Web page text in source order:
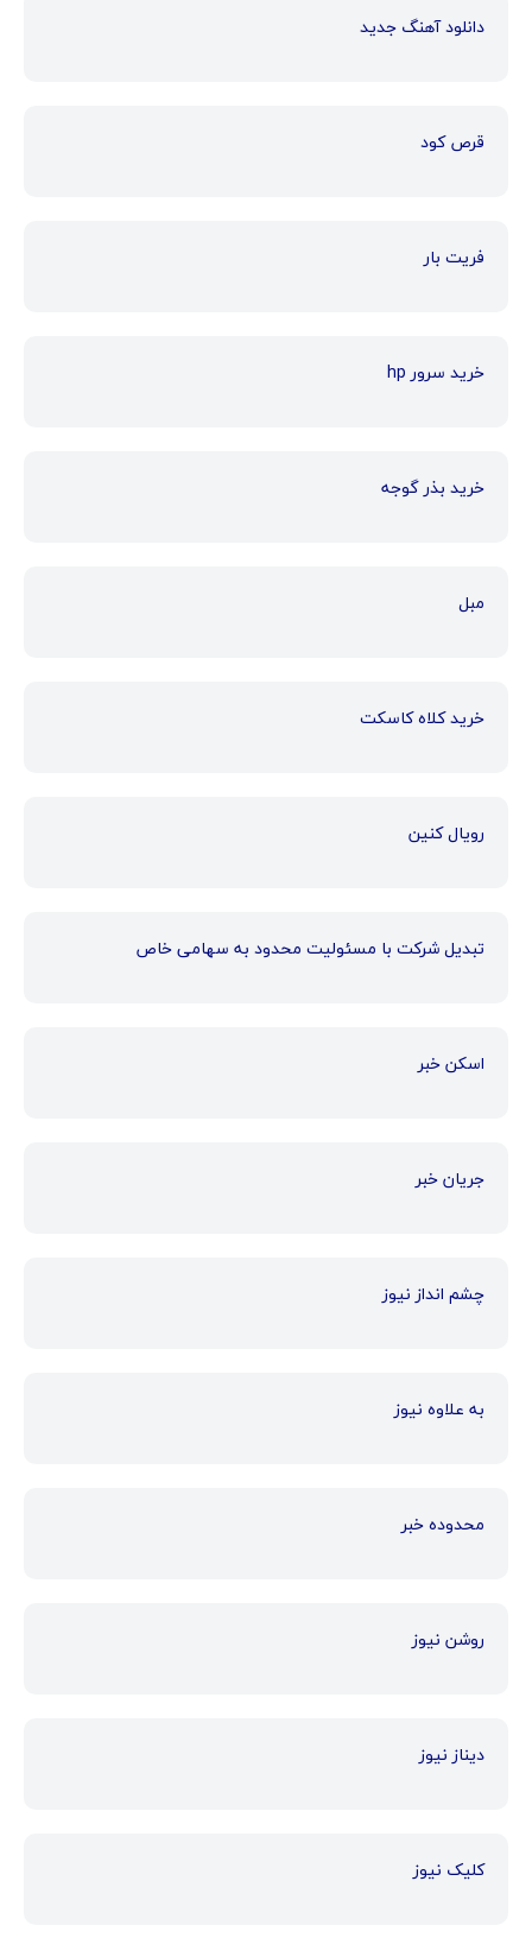
دانلود آهنگ جدید
قرص کود
فریت بار
خرید سرور hp
خرید بذر گوجه
مبل
خرید کلاه کاسکت
رویال کنین
تبدیل شرکت با مسئولیت محدود به سهامی خاص
اسکن خبر
جریان خبر
چشم انداز نیوز
به علاوه نیوز
محدوده خبر
روشن نیوز
دیناز نیوز
کلیک نیوز